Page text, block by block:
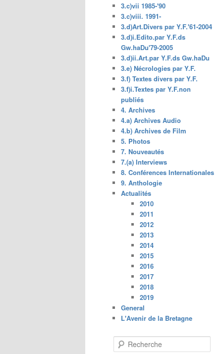
3.c)vii 1985-'90
3.c)viii. 1991-
3.d)Art.Divers par Y.F.'61-2004
3.d)i.Edito.par Y.F.ds
Gw.haDu'79-2005
3.d)ii.Art.par Y.F.ds Gw.haDu
3.e) Nécrologies par Y.F.
3.f) Textes divers par Y.F.
3.f)i.Textes par Y.F.non
publiés
4. Archives
4.a) Archives Audio
4.b) Archives de Film
5. Photos
7. Nouveautés
7.(a) Interviews
8. Conférences Internationales
9. Anthologie
Actualités
2010
2011
2012
2013
2014
2015
2016
2017
2018
2019
General
L'Avenir de la Bretagne
e